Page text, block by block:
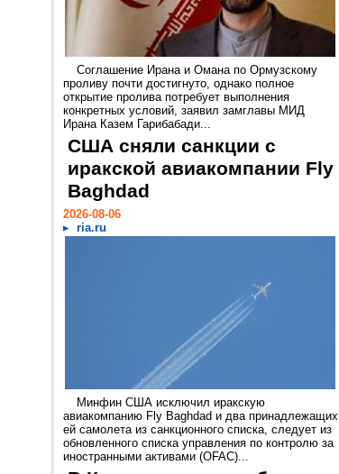
Соглашение Ирана и Омана по Ормузскому
проливу почти достигнуто, однако полное
открытие пролива потребует выполнения
конкретных условий, заявил замглавы МИД
Ирана Казем Гарибабади...
США сняли санкции с
иракской авиакомпании Fly
Baghdad
2026-08-06
ria.ru
Минфин США исключил иракскую
авиакомпанию Fly Baghdad и два принадлежащих
ей самолета из санкционного списка, следует из
обновленного списка управления по контролю за
иностранными активами (OFAC)...